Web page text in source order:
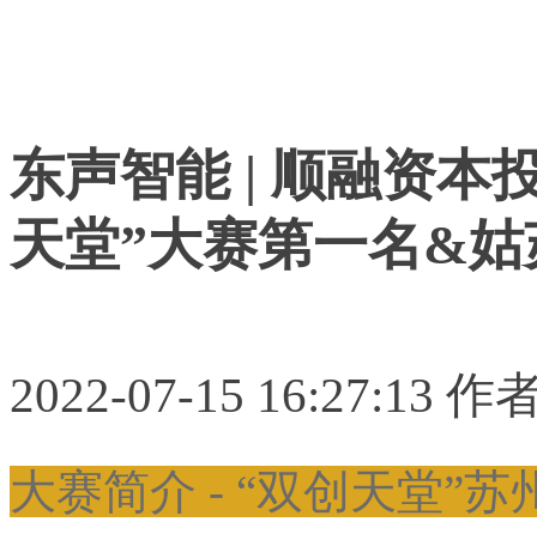
东声智能 | 顺融资本
天堂”大赛第一名&
2022-07-15 16:27:13 作
大赛简介 - “双创天堂”